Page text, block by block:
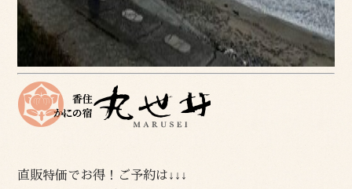
直販特価でお得！ご予約は↓↓↓